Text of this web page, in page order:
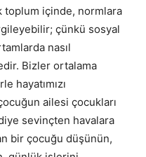
toplum içinde, normlara
çünkü sosyal
nasıl
Bizler ortalama
hayatımızı
ailesi çocukları
diye sevinçten havalara
bir çocuğu düşünün,